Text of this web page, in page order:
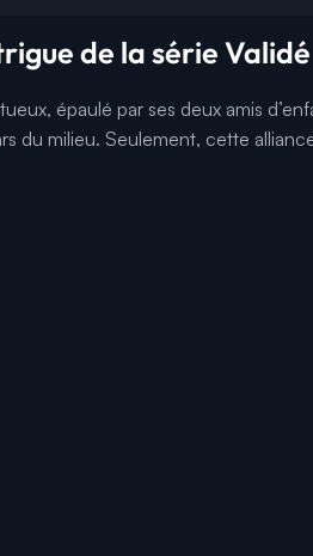
de la série Validé
épaulé par ses deux amis
du milieu. Seulement, cette